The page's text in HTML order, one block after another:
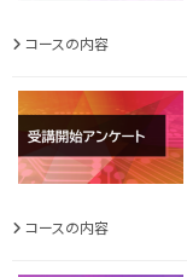
コースの内容
コースの内容